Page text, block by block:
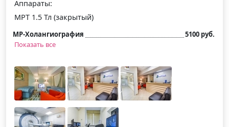
Аппараты:
МРТ 1.5 Тл (закрытый)
МР-Холангиография
5100 руб.
Показать все